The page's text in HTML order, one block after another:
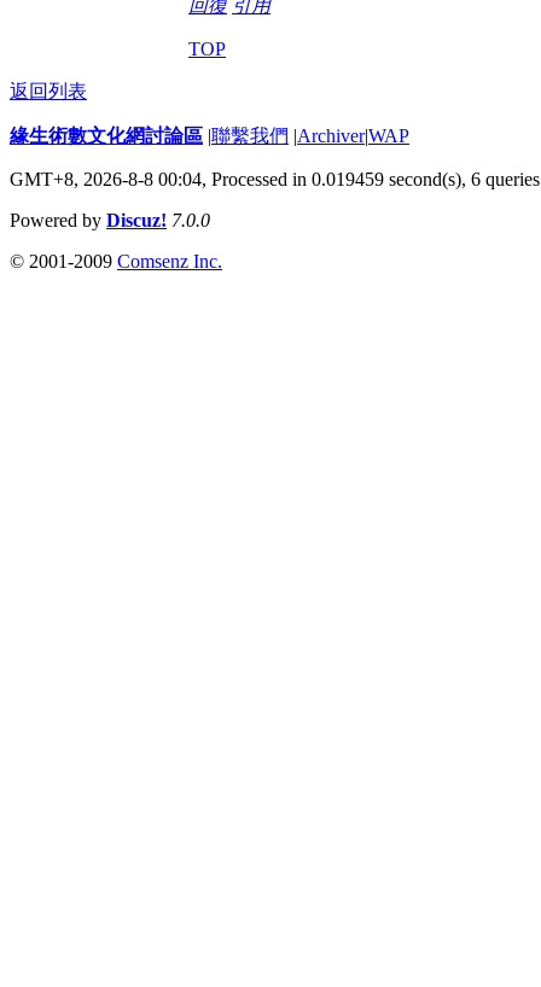
回復 引用
TOP
返回列表
緣生術數文化網討論區 |聯繫我們 |Archiver|WAP
GMT+8, 2026-8-8 00:04, Processed in 0.019459 second(s), 6 queries
Powered by Discuz! 7.0.0
© 2001-2009 Comsenz Inc.